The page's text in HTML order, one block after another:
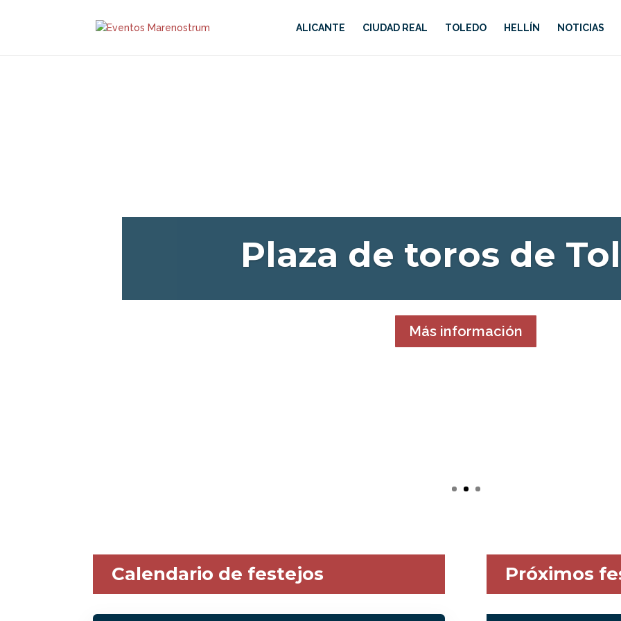
ALICANTE CIUDAD REAL TOLEDO HELLÍN NOTICIAS
Plaza de toros de
Más información
Calendario de festejos Próximos